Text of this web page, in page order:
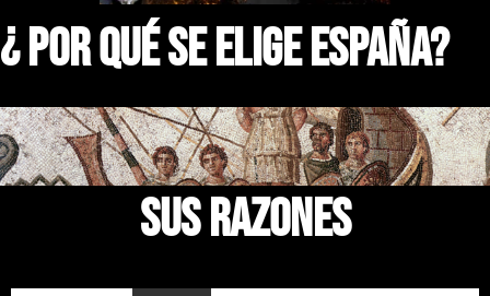
¿ POR QUÉ SE ELIGE ESPAÑA?
SUS RAZONES